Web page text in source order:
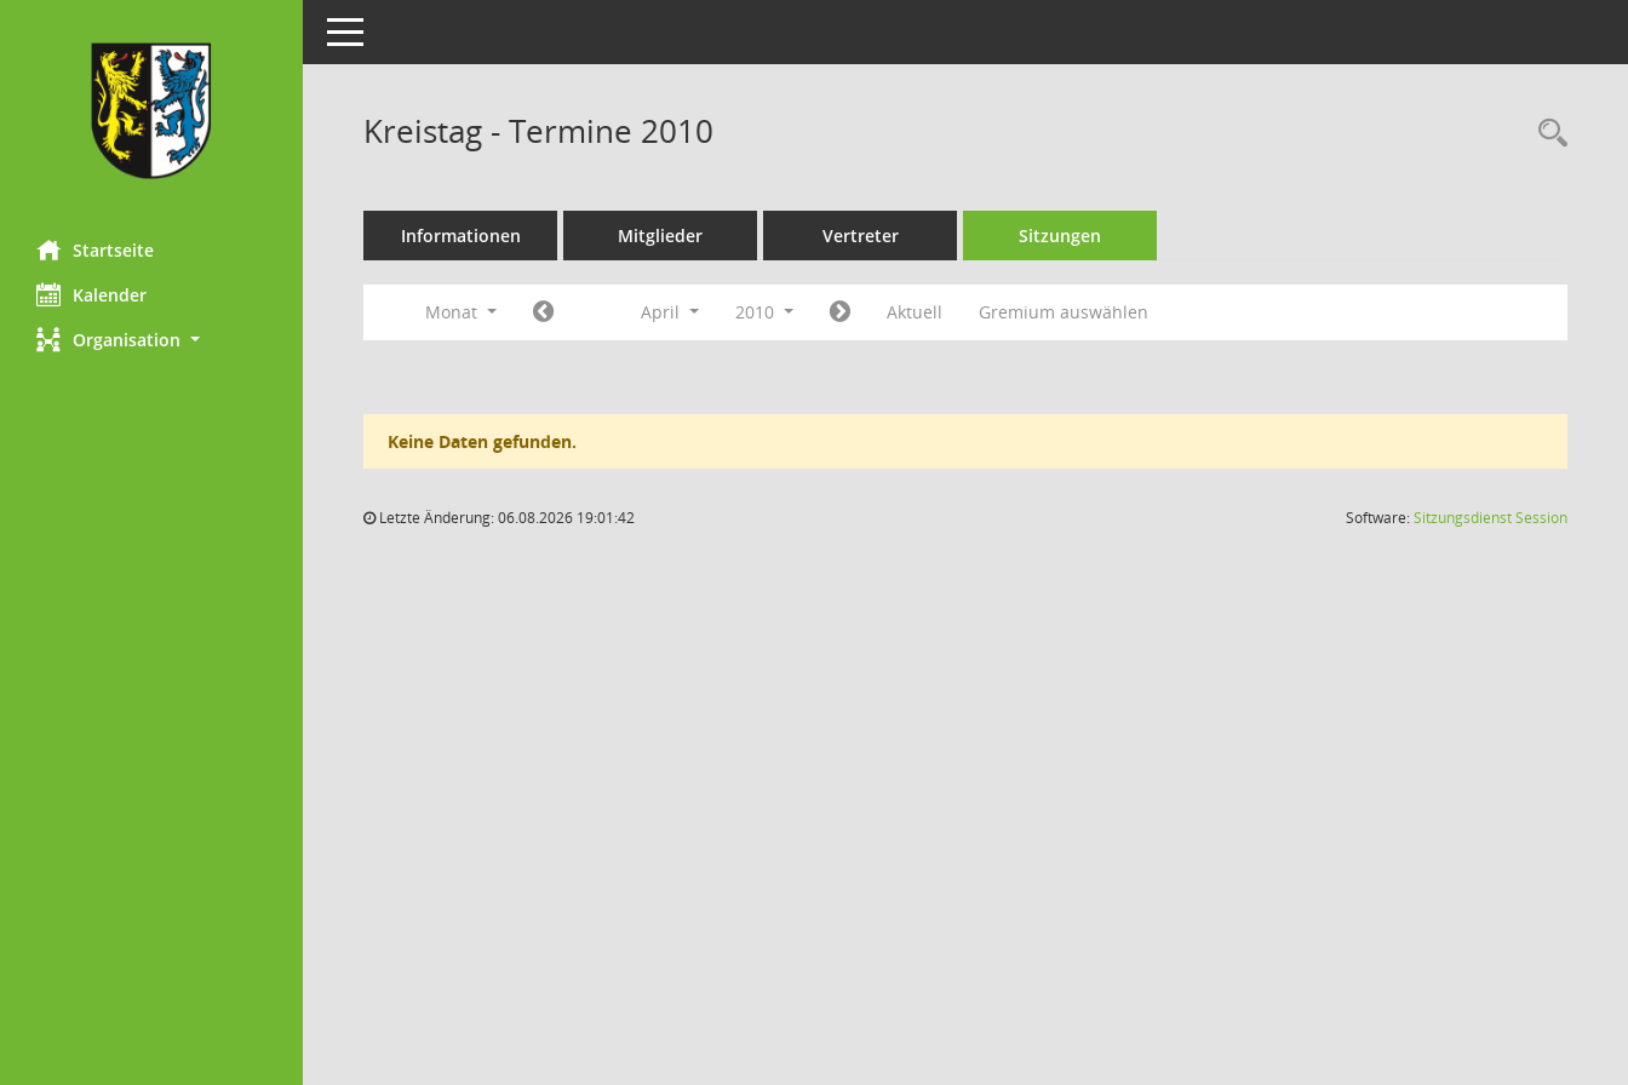
Startseite
Kalender
Organisation
Toggle navigation
Kreistag - Termine 2010
Informationen Mitglieder Vertreter Sitzungen
Monat April 2010 Aktuell Gremium auswählen
Keine Daten gefunden.
Letzte Änderung: 06.08.2026 19:01:42 Software:SitzungsdienstSession(Wird in